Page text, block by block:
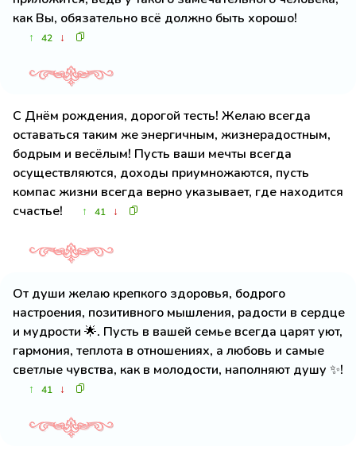
как Вы, обязательно всё должно быть хорошо!
↑ 42 ↓
С Днём рождения, дорогой тесть! Желаю всегда
оставаться таким же энергичным, жизнерадостным,
бодрым и весёлым! Пусть ваши мечты всегда
осуществляются, доходы приумножаются, пусть
компас жизни всегда верно указывает, где находится
счастье!
↑ 41 ↓
От души желаю крепкого здоровья, бодрого
настроения, позитивного мышления, радости в сердце
и мудрости 🌟. Пусть в вашей семье всегда царят уют,
гармония, теплота в отношениях, а любовь и самые
светлые чувства, как в молодости, наполняют душу ✨!
↑ 41 ↓